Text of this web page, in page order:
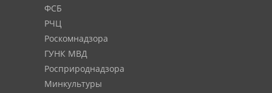
ФСБ
РЧЦ
Роскомнадзора
ГУНК МВД
Росприроднадзора
Минкультуры